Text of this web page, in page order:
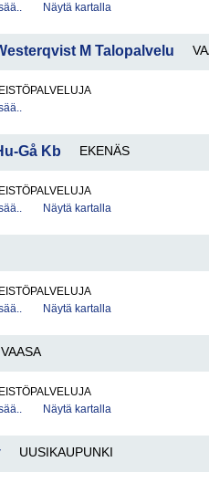
Näytä kartalla
M Talopalvelu
Gå Kb EKENÄS
Näytä kartalla
Näytä kartalla
VAASA
Näytä kartalla
UUSIKAUPUNKI